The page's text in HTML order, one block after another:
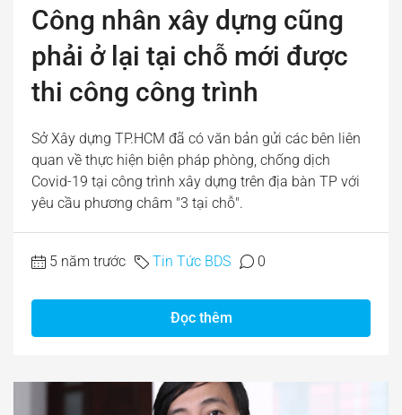
Công nhân xây dựng cũng
phải ở lại tại chỗ mới được
thi công công trình
Sở Xây dựng TP.HCM đã có văn bản gửi các bên liên
quan về thực hiện biện pháp phòng, chống dịch
Covid-19 tại công trình xây dựng trên địa bàn TP với
yêu cầu phương châm "3 tại chỗ".
5 năm trước Tin Tức BDS 0
Đọc thêm